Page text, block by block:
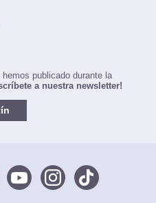
publicado durante la
a nuestra newsletter!